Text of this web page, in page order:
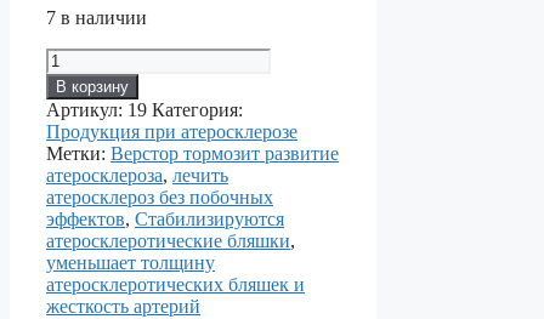
7 в наличии
Количество
товара
ВЕРСТОР
—
для
профилактики
атеросклероза
В корзину
Артикул: 19 Категория:
Продукция при атеросклерозе
Метки: Верстор тормозит развитие
атеросклероза, лечить
атеросклероз без побочных
эффектов, Стабилизируются
атеросклеротические бляшки,
уменьшает толщину
атеросклеротических бляшек и
жесткость артерий